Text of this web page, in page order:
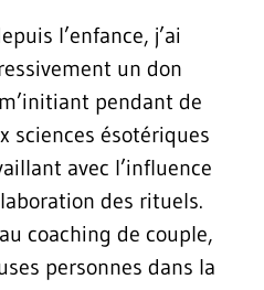
l’enfance, j’ai
un don
pendant de
sciences ésotériques
avec l’influence
des rituels.
coaching de couple,
personnes dans la